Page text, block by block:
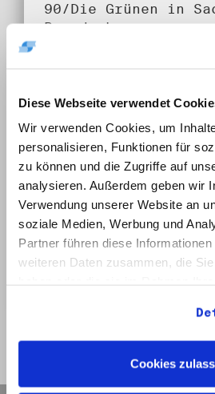
Diese Webseite verwendet
Wir verwenden Cookies, um
personalisieren, Funktionen für
zu können und die Zugriffe auf
analysieren. Außerdem geben wir
Verwendung unserer Website an
soziale Medien, Werbung und
Partner führen diese
weiteren Daten zusammen, die
Cookies
90/Die Grünen in
Brandenburg
6.4.3.
Provenienz:
Weißhuhn, Reinhard
Datum:
1990 - 1991